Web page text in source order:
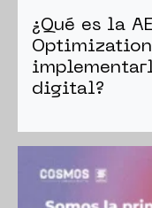
¿Qué es la
digital?